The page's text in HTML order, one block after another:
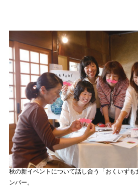
秋の新イベントについて話し合う「おくいず
ンバー。